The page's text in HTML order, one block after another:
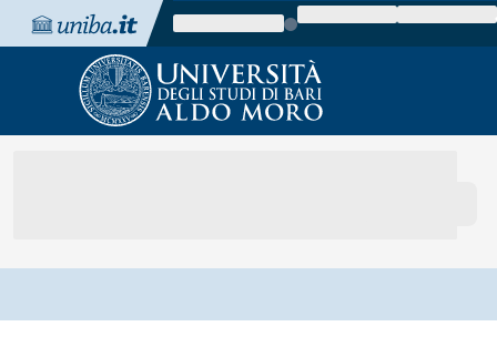
Vai al contenuto
Vai alla navigazione
Vai al footer